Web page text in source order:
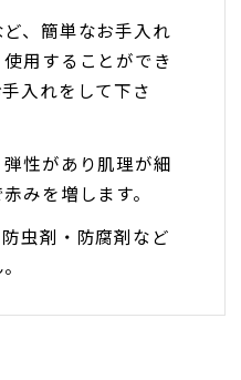
、簡単なお手入れ
用することができ
入れをして下さ
性があり肌理が細
みを増します。
虫剤・防腐剤など